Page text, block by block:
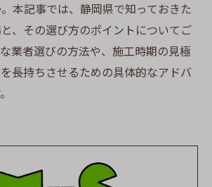
本記事では、静岡県で知っておきた
、その選び方のポイントについてご
業者選びの方法や、施工時期の見極
長持ちさせるための具体的なアドバ